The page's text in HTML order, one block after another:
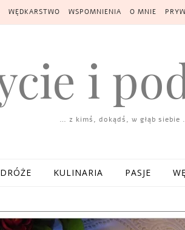
WĘDKARSTWO WSPOMNIENIA O MNIE
i
… z kimś, dokądś, w głąb siebie
KULINARIA PASJE